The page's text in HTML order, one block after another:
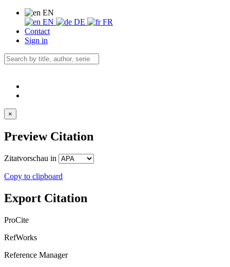
EN
EN
DE
FR
Contact
Sign in
×
Preview Citation
Zitatvorschau in
Copy to clipboard
Export Citation
ProCite
RefWorks
Reference Manager